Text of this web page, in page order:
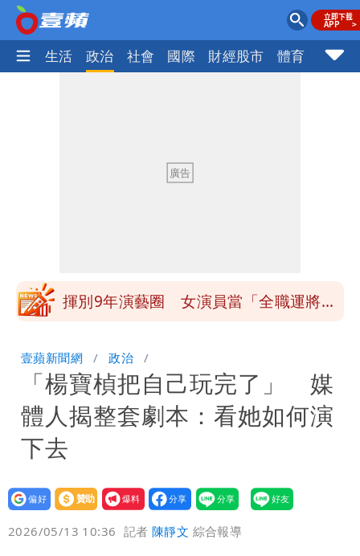
尚 生活 政治 社會 國際 財經股市 體育 壹蘋
回1句笑翻10萬人
白海豚不放假「跟巴威差別在這裡」 蔣
揮別9年演藝圈 女演員當「全職運將」
炸開扁
白海豚發威！內褲掛陽台被吹走 議員神
回1句笑翻10萬人
白海豚不放假「跟巴威差別在這裡」 蔣
萬安：這很清楚標準一致
壹蘋新聞網 政治
「楊寶楨把自己玩完了」 媒
體人揭整套劇本：看她如何演
下去
設為
贊助
我要
爆料
2026/05/13 10:36 記者陳靜文 綜合報導